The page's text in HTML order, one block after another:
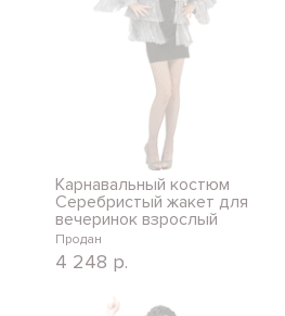
Карнавальный костюм
Серебристый жакет для
вечеринок взрослый
Продан
4 248 р.